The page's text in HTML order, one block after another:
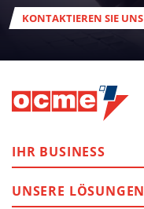
KONTAKTIEREN SIE UNS
IHR BUSINESS
UNSERE LÖSUNGEN